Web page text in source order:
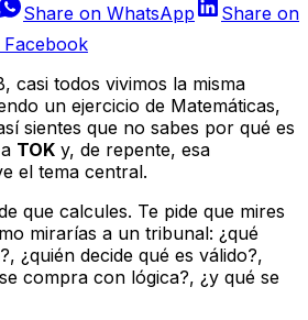
Share on WhatsApp
Share on
Facebook
casi todos vivimos la misma
un ejercicio de Matemáticas,
sientes que no sabes por qué es
TOK y, de repente, esa
el tema central.
que calcules. Te pide que mires
mirarías a un tribunal: ¿qué
¿quién decide qué es válido?,
compra con lógica?, ¿y qué se